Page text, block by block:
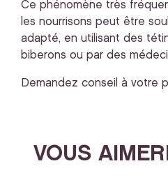
Ce phénomène très
les nourrisons peut être
adapté, en utilisant des
biberons ou par des
Demandez conseil à votre
VOUS